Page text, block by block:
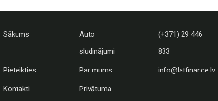
Sākums
Auto
sludinājumi
(+371) 29 446
833
Pieteikties Par mums info@latfinance.lv
Kontakti
Privātuma